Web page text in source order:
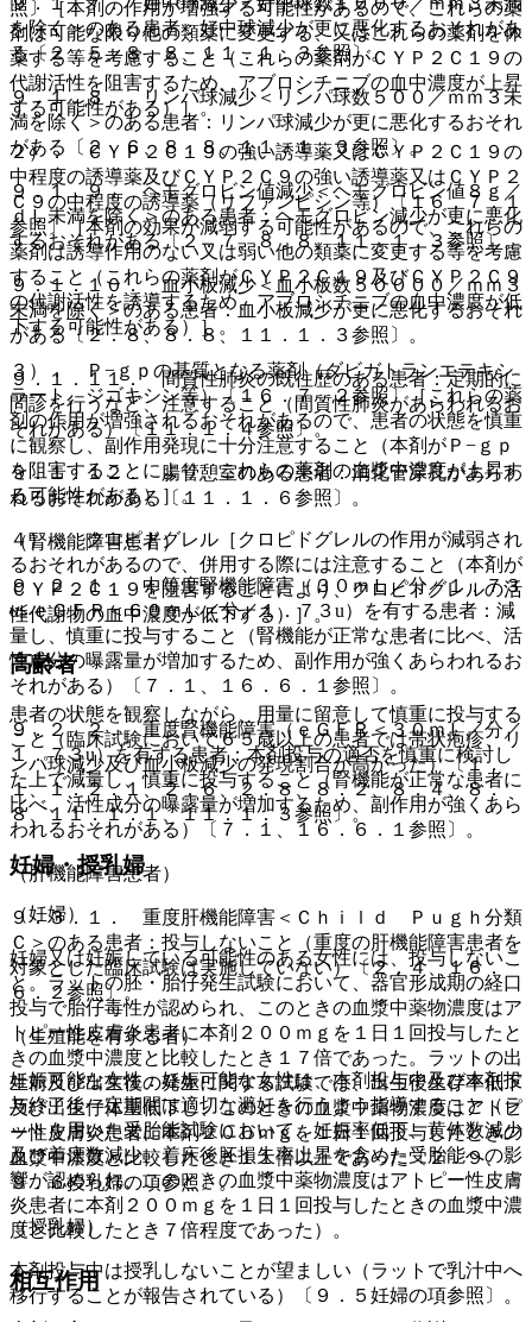
照〕［本剤の作用が増強する可能性があるので、これらの薬
剤は可能な限り他の類薬に変更する、又はこれらの薬剤を休
薬する等を考慮すること（これらの薬剤がＣＹＰ２Ｃ１９の
代謝活性を阻害するため、アブロシチニブの血中濃度が上昇
する可能性がある）］。
２）． ＣＹＰ２Ｃ１９の強い誘導薬又はＣＹＰ２Ｃ１９の
中程度の誘導薬及びＣＹＰ２Ｃ９の強い誘導薬又はＣＹＰ２
Ｃ９の中程度の誘導薬（リファンピシン等）〔１６．７．１
参照〕［本剤の効果が減弱する可能性があるので、これらの
薬剤は誘導作用のない又は弱い他の類薬に変更する等を考慮
すること（これらの薬剤がＣＹＰ２Ｃ１９及びＣＹＰ２Ｃ９
の代謝活性を誘導するため、アブロシチニブの血中濃度が低
下する可能性がある）］。
３）． Ｐ−ｇｐの基質となる薬剤（ダビガトランエテキシ
ラート、ジゴキシン等）〔１６．７．２参照〕［これらの薬
剤の作用が増強されるおそれがあるので、患者の状態を慎重
に観察し、副作用発現に十分注意すること（本剤がＰ−ｇｐ
を阻害することにより、これらの薬剤の血漿中濃度が上昇す
る可能性がある）］。
４）． クロピドグレル［クロピドグレルの作用が減弱され
るおそれがあるので、併用する際には注意すること（本剤が
ＣＹＰ２Ｃ１９を阻害することにより、クロピドグレルの活
性代謝物の血中濃度が低下する）］。
高齢者
患者の状態を観察しながら、用量に留意して慎重に投与する
こと（臨床試験において６５歳以上の患者では帯状疱疹、リ
ンパ球減少及び血小板減少の発現割合が高かった）〔１．
１、１．２．１、２．６、２．８、８．２、８．４、８．
８、１１．１．１、１１．１．３参照〕。
妊婦・授乳婦
（妊婦）
妊婦又は妊娠している可能性のある女性には、投与しないこ
と。ラットの胚・胎仔発生試験において、器官形成期の経口
投与で胎仔毒性が認められ、このときの血漿中薬物濃度はア
トピー性皮膚炎患者に本剤２００ｍｇを１日１回投与したと
きの血漿中濃度と比較したとき１７倍であった。ラットの出
生前及び出生後の発生に関する試験では、出生後生存率低下
及び出生仔体重低下し、このときの血漿中薬物濃度はアトピ
ー性皮膚炎患者に本剤２００ｍｇを１日１回投与したときの
血漿中濃度と比較したとき１１倍以上であった〔２．９、
９．６授乳婦の項参照〕。
（授乳婦）
本剤投与中は授乳しないことが望ましい（ラットで乳汁中へ
移行することが報告されている）〔９．５妊婦の項参照〕。
を除く＞のある患者：好中球減少が更に悪化するおそれがあ
る〔２．５、８．８、１１．１．３参照〕。
９．１．８． リンパ球減少＜リンパ球数５００／ｍｍ３未
満を除く＞のある患者：リンパ球減少が更に悪化するおそれ
がある〔２．６、８．８、１１．１．３参照〕。
９．１．９． ヘモグロビン値減少＜ヘモグロビン値８ｇ／
ｄＬ未満を除く＞のある患者：ヘモグロビン減少が更に悪化
するおそれがある〔２．７、８．８、１１．１．３参照〕。
９．１．１０． 血小板減少＜血小板数５００００／ｍｍ３
未満を除く＞のある患者：血小板減少が更に悪化するおそれ
がある〔２．８、８．８、１１．１．３参照〕。
９．１．１１． 間質性肺炎の既往歴のある患者：定期的に
問診を行うなど、注意すること（間質性肺炎があらわれるお
それがある）〔１１．１．４参照〕。
９．１．１２． 腸管憩室のある患者：消化管穿孔があらわ
れるおそれがある〔１１．１．６参照〕。
（腎機能障害患者）
９．２．１． 中等度腎機能障害（３０ｍＬ／分／１．７３
u≦ｅＧＦＲ＜６０ｍＬ／分／１．７３u）を有する患者：減
量し、慎重に投与すること（腎機能が正常な患者に比べ、活
性成分の曝露量が増加するため、副作用が強くあらわれるお
それがある）〔７．１、１６．６．１参照〕。
９．２．２． 重度腎機能障害（ｅＧＦＲ＜３０ｍＬ／分／
１．７３u）を有する患者：本剤投与の適否を慎重に検討し
た上で減量し、慎重に投与すること（腎機能が正常な患者に
比べ、活性成分の曝露量が増加するため、副作用が強くあら
われるおそれがある）〔７．１、１６．６．１参照〕。
（肝機能障害患者）
９．３．１． 重度肝機能障害＜Ｃｈｉｌｄ Ｐｕｇｈ分類
Ｃ＞のある患者：投与しないこと（重度の肝機能障害患者を
対象とした臨床試験は実施していない）〔２．４、１６．
６．２参照〕。
（生殖能を有する者）
妊娠可能な女性：妊娠可能な女性は、本剤投与中及び本剤投
与終了後一定期間は適切な避妊を行うよう指導すること（ラ
ットを用いた受胎能試験において、妊娠率低下、黄体数減少
及び着床数減少、着床後胚損失率上昇を含めた受胎能への影
響が認められ、このときの血漿中薬物濃度はアトピー性皮膚
炎患者に本剤２００ｍｇを１日１回投与したときの血漿中濃
度と比較したとき７倍程度であった）。
相互作用